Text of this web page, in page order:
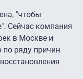
"чтобы
Сейчас компания
в Москве и
по ряду причин